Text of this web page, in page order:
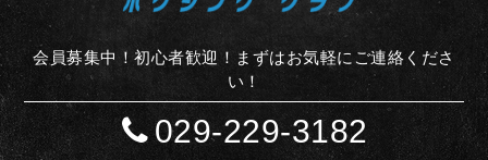
サイトマップ
会員募集中！初心者歓迎！まずはお気軽にご連絡くださ
い！
029-229-3182